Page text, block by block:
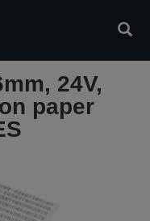
24V,
paper